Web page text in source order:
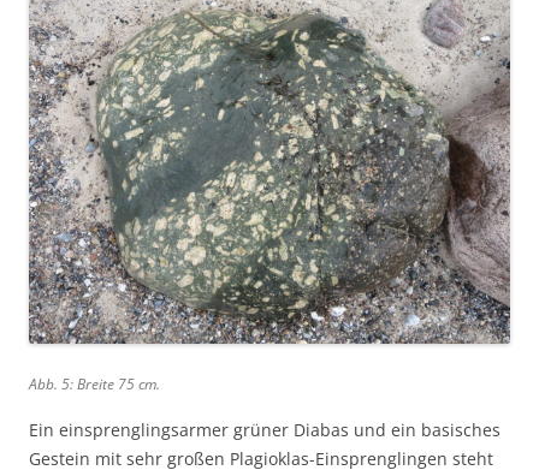
Abb. 5: Breite 75 cm.
Ein einsprenglingsarmer grüner Diabas und ein basisches
Gestein mit sehr großen Plagioklas-Einsprenglingen steht